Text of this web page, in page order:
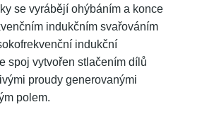
se vyrábějí ohýbáním a konce
indukčním svařováním
indukční
spoj vytvořen stlačením dílů
proudy generovanými
polem.